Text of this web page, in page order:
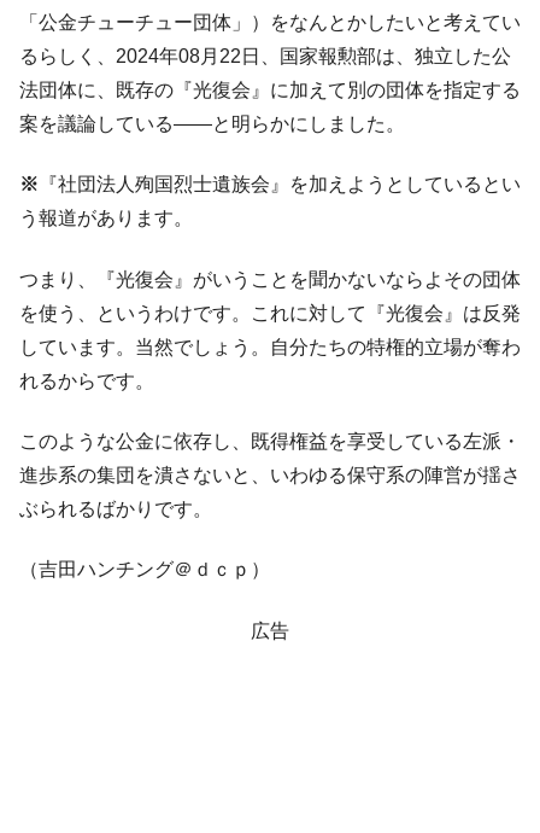
『Money1』
韓国化学企業最大手『ロッテケミカル』純
借入金が約8兆。信用格付け「ネガティブ」にダウン
Fact1
日本の誇る海洋資源調査船『白嶺』は先進技術の
府県とは？
Fact1 今話題の「楽天ライオンズ」とは？
Fact1
全て勝つといくら？ 競馬GI競走で勝利騎手がもら
える賞金とは？
Fact1 平成仮面ライダーの意外すぎるモチーフとは？
なスーパーリーグとは？
Fact1
日本人マスターズ挑戦の歴史。松山以前に最高位
だった選手とは？
ている意外な選手とは？
「公金チューチュー団体」）をなんとかしたいと考えてい
るらしく、2024年08月22日、国家報勲部は、独立した公
法団体に、既存の『光復会』に加えて別の団体を指定する
案を議論している――と明らかにしました。
※ 『社団法人殉国烈士遺族会』を加えようとしているとい
う報道があります。
つまり、『光復会』がいうことを聞かないならよその団体
を使う、というわけです。これに対して『光復会』は反発
しています。当然でしょう。自分たちの特権的立場が奪わ
れるからです。
このような公金に依存し、既得権益を享受している左派・
進歩系の集団を潰さないと、いわゆる保守系の陣営が揺さ
ぶられるばかりです。
（吉田ハンチング＠ｄｃｐ）
広告